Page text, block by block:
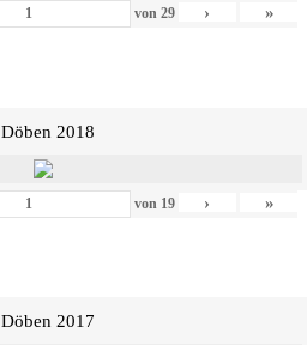
von 29 › »
Döben 2018
von 19 › »
Döben 2017